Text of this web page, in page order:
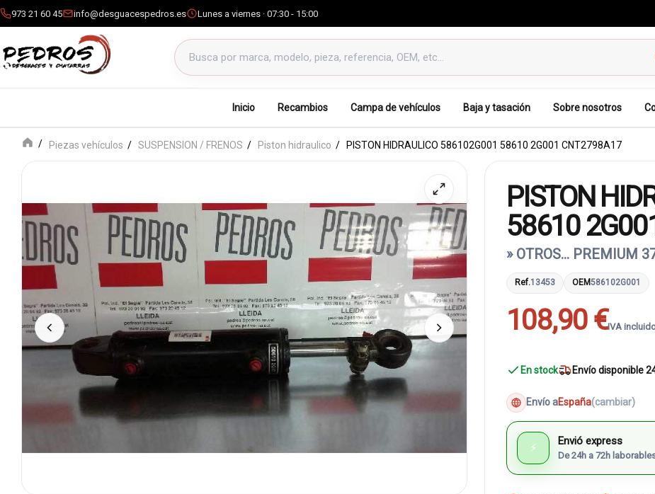
973 21 60 45 info@desguacespedros.es Lunes a viernes · 07:30 - 15:00
Buscar productos
Inicio Recambios Campa de vehículos Baja y tasación Sobre nosotros
Piezas vehículos SUSPENSION / FRENOS Piston hidraulico PISTON HIDRAULICO 586102G001 58610 2G001 CNT2798A17
PISTON
58610
» OTROS... PREMIUM
Ref.13453 OEM586102G001
108,90 €IVA
En stock Envío disponible
Envío aEspaña(cambiar)
⚡ Envió express
De 24h a 72h